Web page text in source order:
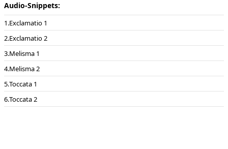
Audio-Snippets:
Exclamatio 1
Exclamatio 2
Melisma 1
Melisma 2
Toccata 1
Toccata 2
with works:
Enjott Schneider EXCLAMATIO (Schott Music)
Enjott Schneider YIN & YANG. Toccata and Melisma (Schott
Music)